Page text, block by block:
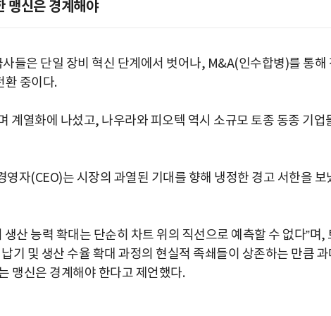
맹신은 경계해야
들은 단일 장비 혁신 단계에서 벗어나, M&A(인수합병)를 통해
환 중이다.
계열화에 나섰고, 나우라와 피오텍 역시 소규모 토종 동종 기업
자(CEO)는 시장의 과열된 기대를 향해 냉정한 경고 서한을 보
산 능력 확대는 단순히 차트 위의 직선으로 예측할 수 없다”며,
기 및 생산 수율 확대 과정의 현실적 족쇄들이 상존하는 만큼 과
맹신은 경계해야 한다고 제언했다.